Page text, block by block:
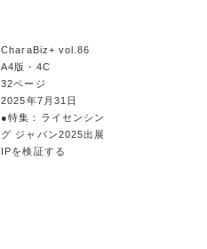
CharaBiz+ vol.86
A4版・4C
32ページ
2025年7月31日
●特集：ライセンシン
グ ジャパン2025出展
IPを検証する